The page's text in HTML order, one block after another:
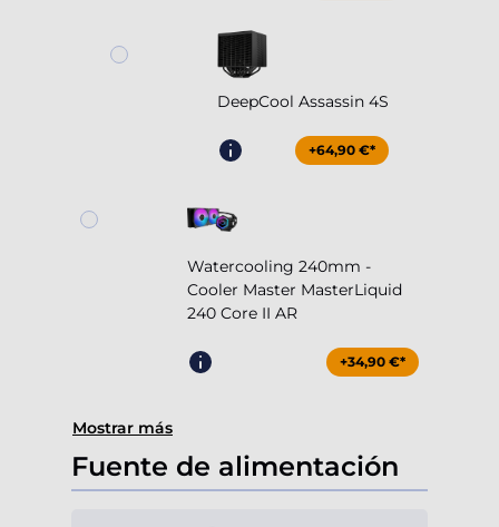
DeepCool Assassin 4S
+64,90 €*
Watercooling 240mm -
Cooler Master MasterLiquid
240 Core II AR
+34,90 €*
Mostrar más
Fuente de alimentación